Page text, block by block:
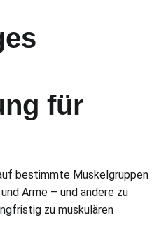
für
bestimmte Muskelgruppen
Arme – und andere zu
zu muskulären